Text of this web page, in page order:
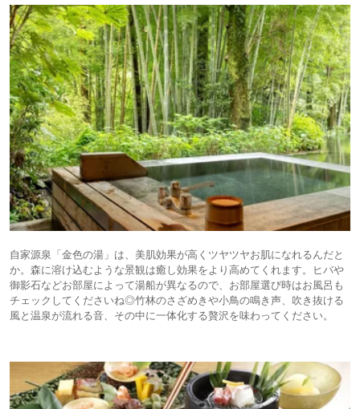
自家源泉「金色の湯」は、美肌効果が高くツヤツヤお肌になれるんだと
か。森に溶け込むような景観は癒し効果をより高めてくれます。ヒバや
御影石などお部屋によって湯船が異なるので、お部屋選び時はお風呂も
チェックしてくださいね◎竹林のさざめきや小鳥の鳴き声、吹き抜ける
風と温泉が流れる音、その中に一体化する贅沢を味わってください。